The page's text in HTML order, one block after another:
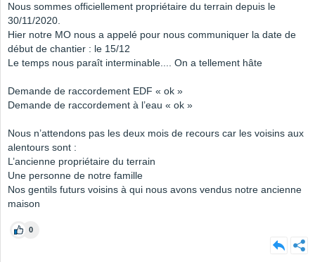
Nous sommes officiellement propriétaire du terrain depuis le
30/11/2020.
Hier notre MO nous a appelé pour nous communiquer la date de
début de chantier : le 15/12
Le temps nous paraît interminable.... On a tellement hâte
Demande de raccordement EDF « ok »
Demande de raccordement à l’eau « ok »
Nous n’attendons pas les deux mois de recours car les voisins aux
alentours sont :
L’ancienne propriétaire du terrain
Une personne de notre famille
Nos gentils futurs voisins à qui nous avons vendus notre ancienne
maison
0